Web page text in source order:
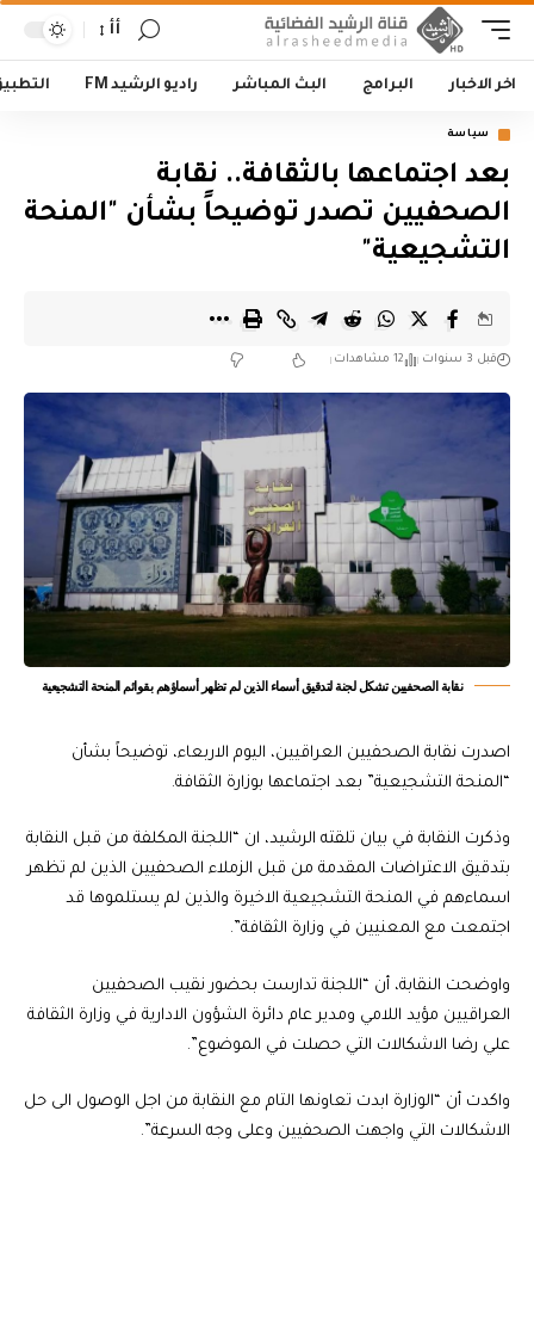
أأ
اخر الاخبار البرامج البث المباشر راديو الرشيد FM
سياسة
بعد اجتماعها بالثقافة.. نقابة
الصحفيين تصدر توضيحاً بشأن "المنحة
التشجيعية"
قبل 3 سنوات 12 مشاهدات
نقابة الصحفيين تشكل لجنة لتدقيق أسماء الذين لم تظهر أسماؤهم بقوائم المنحة التشجيعية
اصدرت نقابة الصحفيين العراقيين، اليوم الاربعاء، توضيحاً بشأن
“المنحة التشجيعية” بعد اجتماعها بوزارة الثقافة.
وذكرت النقابة في بيان تلقته الرشيد، ان “اللجنة المكلفة من قبل النقابة
بتدقيق الاعتراضات المقدمة من قبل الزملاء الصحفيين الذين لم تظهر
اسماءهم في المنحة التشجيعية الاخيرة والذين لم يستلموها قد
اجتمعت مع المعنيين في وزارة الثقافة”.
واوضحت النقابة، أن “اللجنة تدارست بحضور نقيب الصحفيين
العراقيين مؤيد اللامي ومدير عام دائرة الشؤون الادارية في وزارة الثقافة
علي رضا الاشكالات التي حصلت في الموضوع”.
واكدت أن “الوزارة ابدت تعاونها التام مع النقابة من اجل الوصول الى حل
الاشكالات التي واجهت الصحفيين وعلى وجه السرعة”.